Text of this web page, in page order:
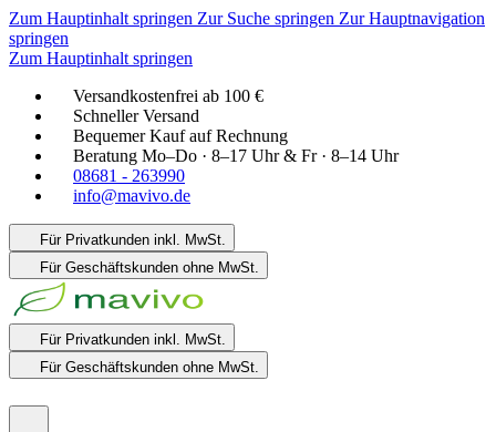
Zum Hauptinhalt springen Zur Suche springen Zur Hauptnavigation
springen
Zum Hauptinhalt springen
Versandkostenfrei ab 100 €
Schneller Versand
Bequemer Kauf auf Rechnung
Beratung Mo–Do · 8–17 Uhr & Fr · 8–14 Uhr
08681 - 263990
info@mavivo.de
Für Privatkunden inkl. MwSt.
Für Geschäftskunden ohne MwSt.
Für Privatkunden inkl. MwSt.
Für Geschäftskunden ohne MwSt.